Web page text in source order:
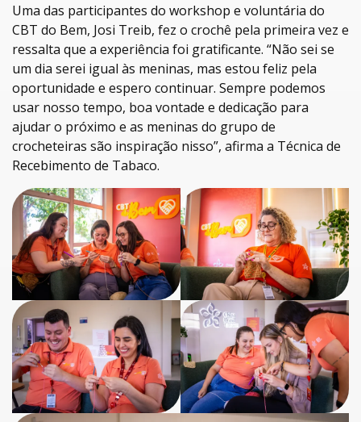
Uma das participantes do workshop e voluntária do
CBT do Bem, Josi Treib, fez o crochê pela primeira vez e
ressalta que a experiência foi gratificante. “Não sei se
um dia serei igual às meninas, mas estou feliz pela
oportunidade e espero continuar. Sempre podemos
usar nosso tempo, boa vontade e dedicação para
ajudar o próximo e as meninas do grupo de
crocheteiras são inspiração nisso”, afirma a Técnica de
Recebimento de Tabaco.